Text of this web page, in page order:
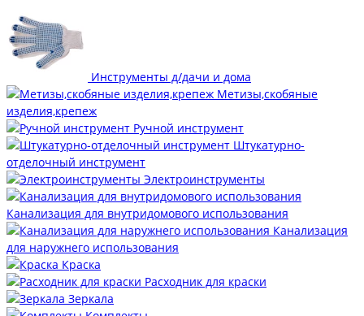
Инструменты д/дачи и дома
Метизы,скобяные
изделия,крепеж
Ручной инструмент
Штукатурно-
отделочный инструмент
Электроинструменты
Канализация для внутридомового использования
Канализация
для наружнего использования
Краска
Расходник для краски
Зеркала